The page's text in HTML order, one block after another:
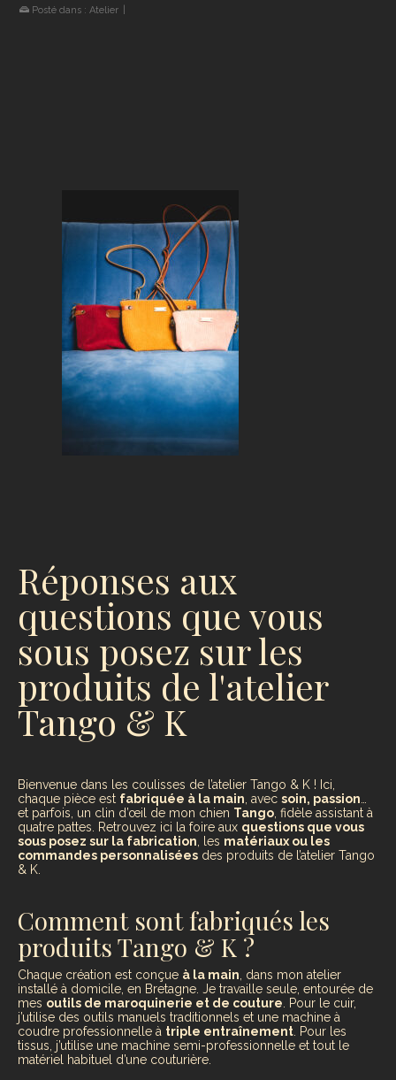
Posté dans : Atelier
Réponses aux
questions que vous
sous posez sur les
produits de l'atelier
Tango & K
Bienvenue dans les coulisses de l’atelier Tango & K ! Ici,
chaque pièce est fabriquée à la main , avec soin, passion
et parfois, un clin d’œil de mon chien Tango , fidèle assistant à
quatre pattes. Retrouvez ici la foire aux questions que vous
sous posez sur la fabrication , les matériaux ou les
commandes personnalisées des produits de l’atelier Tango
& K.
Comment sont fabriqués les
produits Tango & K ?
Chaque création est conçue à la main, dans mon atelier
installé à domicile, en Bretagne. Je travaille seule, entourée de
mes outils de maroquinerie et de couture. Pour le cuir,
j’utilise des outils manuels traditionnels et une machine à
coudre professionnelle à triple entraînement. Pour les
tissus, j’utilise une machine semi-professionnelle et tout le
matériel habituel d’une couturière.